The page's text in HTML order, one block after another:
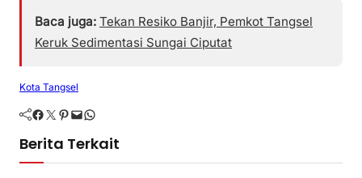
Baca juga: Tekan Resiko Banjir, Pemkot Tangsel
Keruk Sedimentasi Sungai Ciputat
Kota Tangsel
Facebook Twitter Pinterest Mail WhatsApp
Berita Terkait